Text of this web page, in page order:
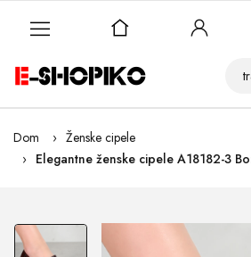
Dom
Ženske cipele
Elegantne ženske cipele A18182-3